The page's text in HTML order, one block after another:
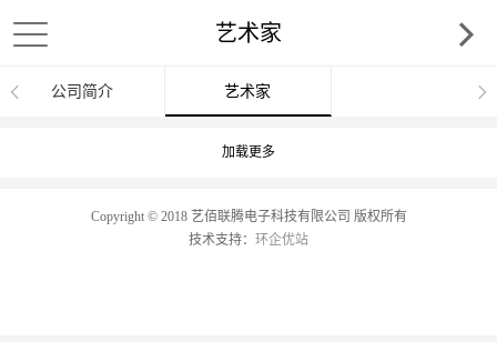
艺术家
公司简介 艺术家
加载更多
Copyright © 2018 艺佰联腾电子科技有限公司 版权所有
技术支持： 环企优站